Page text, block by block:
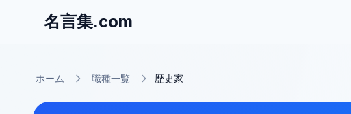
名言集.com
ホーム 職種一覧 歴史家